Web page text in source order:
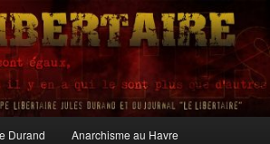
Durand Anarchisme au Havre